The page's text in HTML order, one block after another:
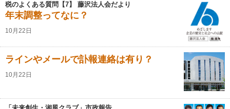
税のよくある質問【7】 藤沢法人会だより
年末調整ってなに？
10月22日
ラインやメールで訃報連絡は有り？
10月22日